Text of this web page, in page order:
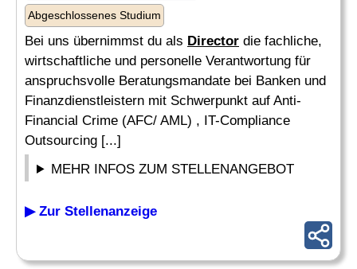
Abgeschlossenes Studium
Bei uns übernimmst du als Director die fachliche,
wirtschaftliche und personelle Verantwortung für
anspruchsvolle Beratungsmandate bei Banken und
Finanzdienstleistern mit Schwerpunkt auf Anti-
Financial Crime (AFC/ AML) , IT-Compliance
Outsourcing [...]
MEHR INFOS ZUM STELLENANGEBOT
▶ Zur Stellenanzeige